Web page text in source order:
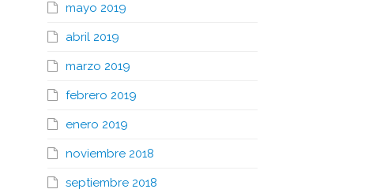
mayo 2019
abril 2019
marzo 2019
febrero 2019
enero 2019
noviembre 2018
septiembre 2018